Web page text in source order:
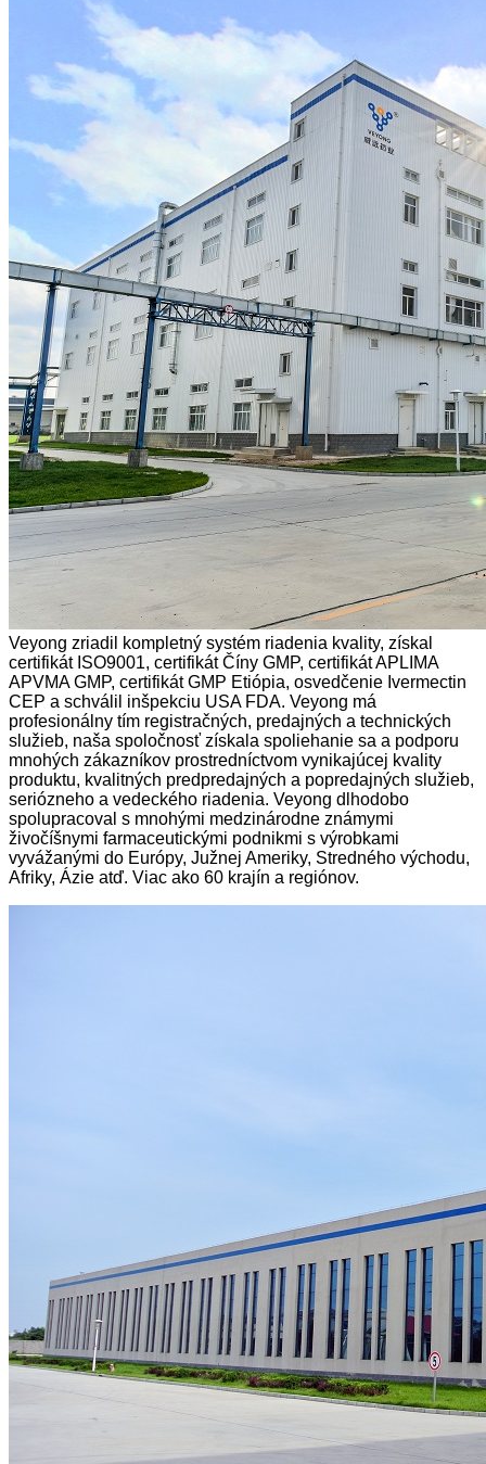
Veyong zriadil kompletný systém riadenia kvality, získal
certifikát ISO9001, certifikát Číny GMP, certifikát APLIMA
APVMA GMP, certifikát GMP Etiópia, osvedčenie Ivermectin
CEP a schválil inšpekciu USA FDA. Veyong má
profesionálny tím registračných, predajných a technických
služieb, naša spoločnosť získala spoliehanie sa a podporu
mnohých zákazníkov prostredníctvom vynikajúcej kvality
produktu, kvalitných predpredajných a popredajných služieb,
seriózneho a vedeckého riadenia. Veyong dlhodobo
spolupracoval s mnohými medzinárodne známymi
živočíšnymi farmaceutickými podnikmi s výrobkami
vyvážanými do Európy, Južnej Ameriky, Stredného východu,
Afriky, Ázie atď. Viac ako 60 krajín a regiónov.